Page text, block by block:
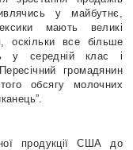
у майбутнє,
мають великі
оскільки все більше
у середній клас і
громадянин
обсягу молочних
продукції США до